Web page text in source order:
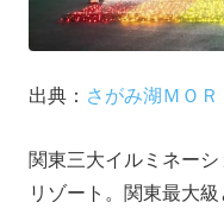
出典： さがみ湖ＭＯＲ
関東三大イルミネー
リゾート。関東最大